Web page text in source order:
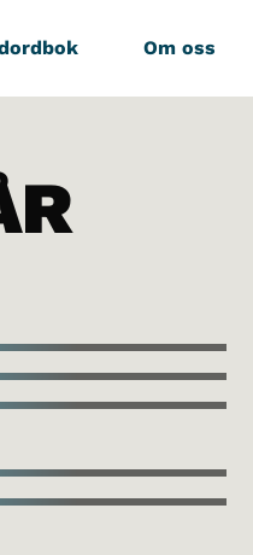
Om oss